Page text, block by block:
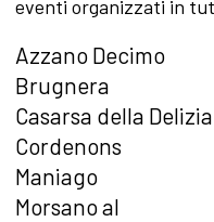
eventi organizzati in
Azzano Decimo
Brugnera
Casarsa della Delizia
Cordenons
Maniago
Morsano al